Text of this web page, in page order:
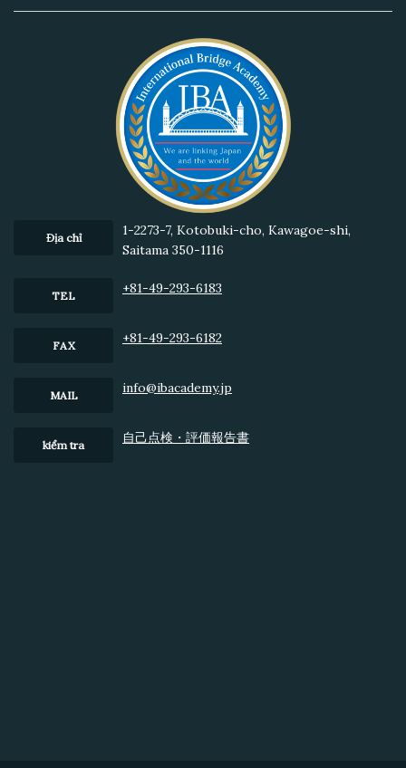
Địa chỉ
1-2273-7, Kotobuki-cho, Kawagoe-shi,
Saitama 350-1116
TEL +81-49-293-6183
FAX +81-49-293-6182
MAIL info@ibacademy.jp
kiểm tra ⾃⼰点検・評価報告書